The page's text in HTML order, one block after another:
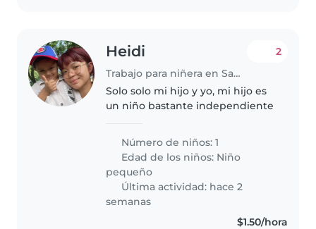
Heidi
Trabajo para niñera en San Salvador
2
Solo solo mi hijo y yo, mi hijo es
un niño bastante independiente
Número de niños: 1
Edad de los niños: Niño
pequeño
Última actividad: hace 2
semanas
$1.50/hora